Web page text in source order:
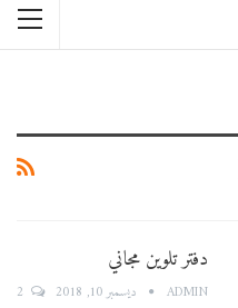
دفتر تلوين مجاني
ADMIN ديسمبر 10, 2018